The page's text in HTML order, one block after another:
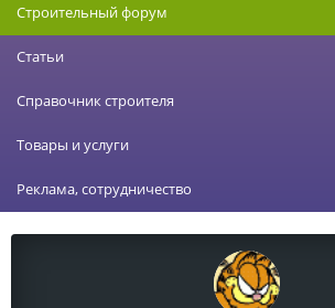
Строительный форум
Статьи
Справочник строителя
Товары и услуги
Реклама, сотрудничество